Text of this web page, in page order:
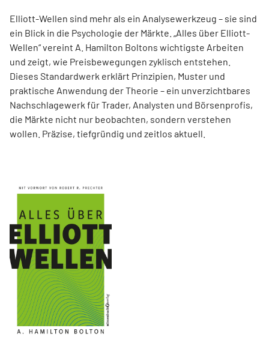
Elliott-Wellen sind mehr als ein Analysewerkzeug – sie sind
ein Blick in die Psychologie der Märkte. „Alles über Elliott-
Wellen“ vereint A. Hamilton Boltons wichtigste Arbeiten
und zeigt, wie Preisbewegungen zyklisch entstehen.
Dieses Standardwerk erklärt Prinzipien, Muster und
praktische Anwendung der Theorie – ein unverzichtbares
Nachschlagewerk für Trader, Analysten und Börsenprofis,
die Märkte nicht nur beobachten, sondern verstehen
wollen. Präzise, tiefgründig und zeitlos aktuell.